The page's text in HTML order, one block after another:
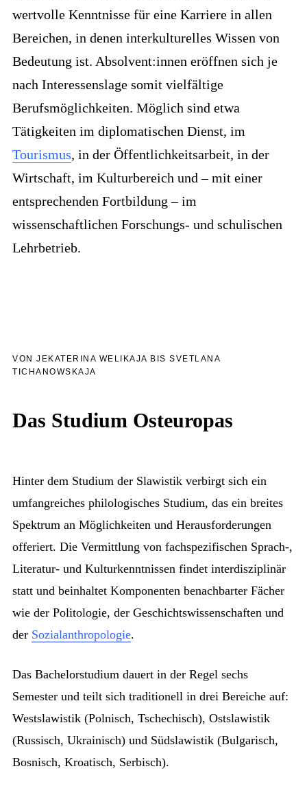
wertvolle Kenntnisse für eine Karriere in allen
Bereichen, in denen interkulturelles Wissen von
Bedeutung ist. Absolvent:innen eröffnen sich je
nach Interessenslage somit vielfältige
Berufsmöglichkeiten. Möglich sind etwa
Tätigkeiten im diplomatischen Dienst, im
Tourismus, in der Öffentlichkeitsarbeit, in der
Wirtschaft, im Kulturbereich und – mit einer
entsprechenden Fortbildung – im
wissenschaftlichen Forschungs- und schulischen
Lehrbetrieb.
VON JEKATERINA WELIKAJA BIS SVETLANA
TICHANOWSKAJA
Das Studium Osteuropas
Hinter dem Studium der Slawistik verbirgt sich ein
umfangreiches philologisches Studium, das ein breites
Spektrum an Möglichkeiten und Herausforderungen
offeriert. Die Vermittlung von fachspezifischen Sprach-,
Literatur- und Kulturkenntnissen findet interdisziplinär
statt und beinhaltet Komponenten benachbarter Fächer
wie der Politologie, der Geschichtswissenschaften und
der Sozialanthropologie.
Das Bachelorstudium dauert in der Regel sechs
Semester und teilt sich traditionell in drei Bereiche auf:
Westslawistik (Polnisch, Tschechisch), Ostslawistik
(Russisch, Ukrainisch) und Südslawistik (Bulgarisch,
Bosnisch, Kroatisch, Serbisch).